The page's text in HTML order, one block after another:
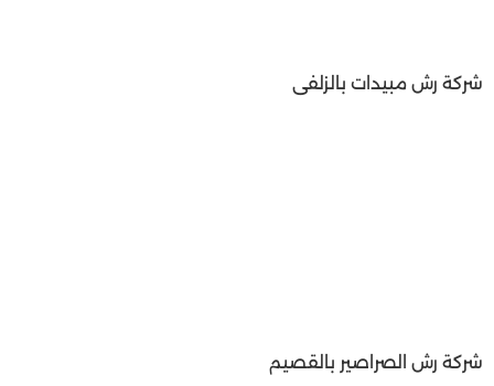
شركة رش مبيدات بالزلفى
شركة رش الصراصير بالقصيم